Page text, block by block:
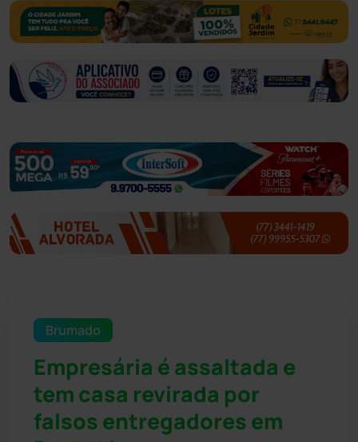
Brumado
Empresária é assaltada e
tem casa revirada por
falsos entregadores em